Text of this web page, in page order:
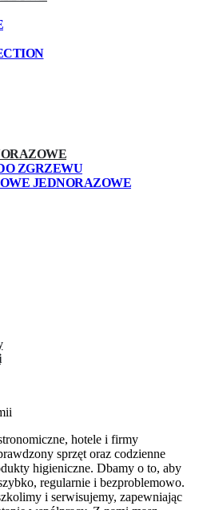
ZGRZEWU
JEDNORAZOWE
hotele i firmy
sprzęt oraz codzienne
higieniczne. Dbamy o to, aby
regularnie i bezproblemowo.
i serwisujemy, zapewniając